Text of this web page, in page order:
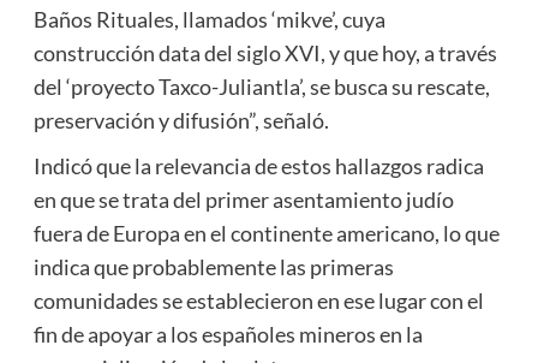
Baños Rituales, llamados ‘mikve’, cuya
construcción data del siglo XVI, y que hoy, a través
del ‘proyecto Taxco-Juliantla’, se busca su rescate,
preservación y difusión”, señaló.
Indicó que la relevancia de estos hallazgos radica
en que se trata del primer asentamiento judío
fuera de Europa en el continente americano, lo que
indica que probablemente las primeras
comunidades se establecieron en ese lugar con el
fin de apoyar a los españoles mineros en la